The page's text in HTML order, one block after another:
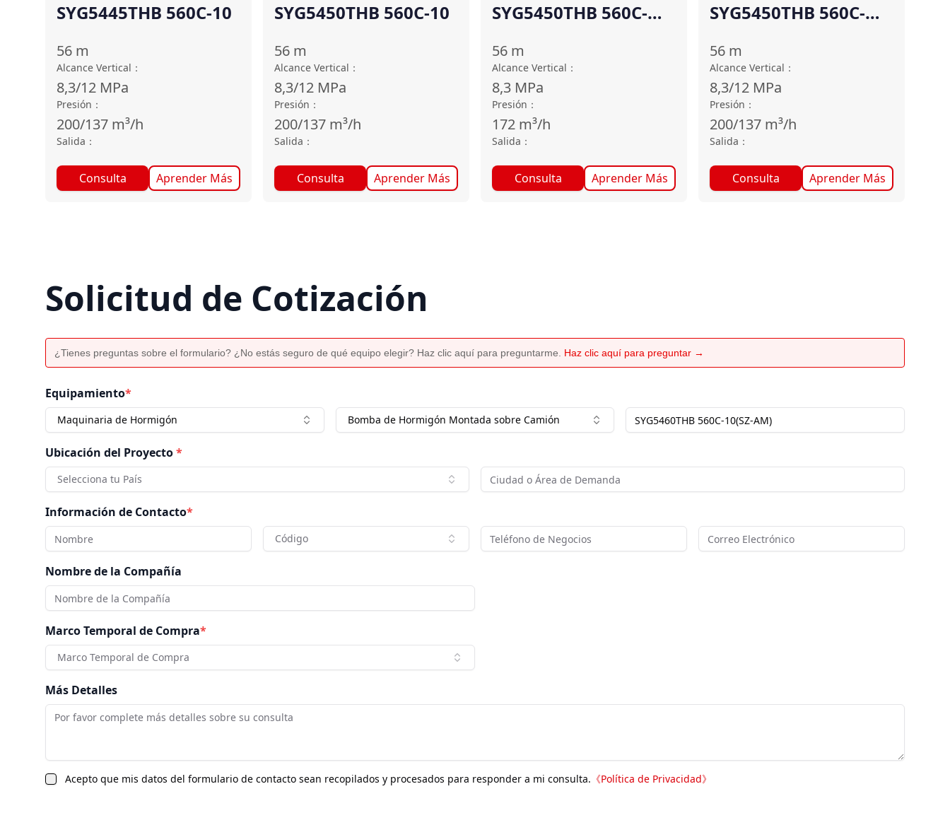
SYG5445THB 560C-10
56 m
Alcance Vertical ：
8,3/12 MPa
Presión ：
200/137 m³/h
Salida ：
Consulta Aprender Más
SYG5450THB 560C-10
56 m
Alcance Vertical ：
8,3/12 MPa
Presión ：
200/137 m³/h
Salida ：
Consulta Aprender Más
SYG5450THB 560C-
56 m
Alcance Vertical ：
8,3 MPa
Presión ：
172 m³/h
Salida ：
Consulta Aprender Más
SYG5450THB 560C-
56 m
Alcance Vertical ：
8,3/12 MPa
Presión ：
200/137 m³/h
Salida ：
Consulta Aprender Más
Solicitud de Cotización
¿Tienes preguntas sobre el formulario? ¿No estás seguro de qué equipo elegir? Haz clic aquí para preguntarme. Haz clic aquí para preguntar →
Equipamiento*
Maquinaria de Hormigón Bomba de Hormigón Montada sobre Camión
Ubicación del Proyecto*
Selecciona tu País
Información de Contacto*
Código
Nombre de la Compañía
Marco Temporal de Compra*
Marco Temporal de Compra
Más Detalles
Acepto que mis datos del formulario de contacto sean recopilados y procesados para responder a mi consulta. 《Política de Privacidad》